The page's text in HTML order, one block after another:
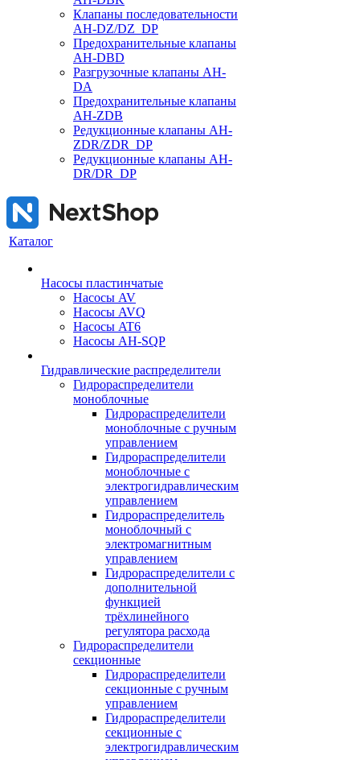
Клапаны последовательности
AH-DZ/DZ_DP
Предохранительные клапаны
AH-DBD
Разгрузочные клапаны AH-
DA
Предохранительные клапаны
AH-ZDB
Редукционные клапаны AH-
ZDR/ZDR_DP
Редукционные клапаны AH-
DR/DR_DP
Каталог
Насосы пластинчатые
Насосы AV
Насосы AVQ
Насосы AT6
Насосы AH-SQP
Гидравлические распределители
Гидрораспределители
моноблочные
Гидрораспределители
моноблочные с ручным
управлением
Гидрораспределители
моноблочные с
электрогидравлическим
управлением
Гидрораспределитель
моноблочный с
электромагнитным
управлением
Гидрораспределители с
дополнительной
функцией
трёхлинейного
регулятора расхода
Гидрораспределители
секционные
Гидрораспределители
секционные с ручным
управлением
Гидрораспределители
секционные с
электрогидравлическим